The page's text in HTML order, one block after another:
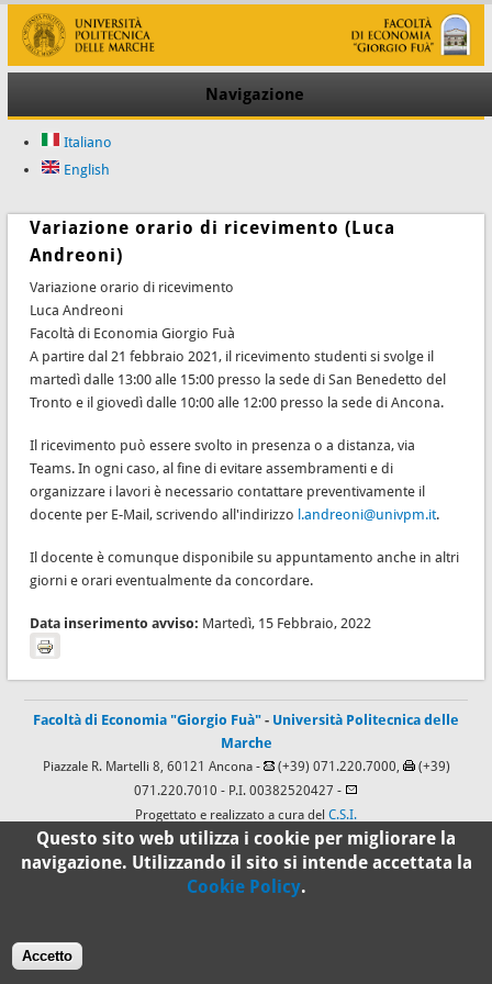
Navigazione
Italiano
English
Variazione orario di ricevimento (Luca
Andreoni)
Variazione orario di ricevimento
Luca Andreoni
Facoltà di Economia Giorgio Fuà
A partire dal 21 febbraio 2021, il ricevimento studenti si svolge il
martedì dalle 13:00 alle 15:00 presso la sede di San Benedetto del
Tronto e il giovedì dalle 10:00 alle 12:00 presso la sede di Ancona.
Il ricevimento può essere svolto in presenza o a distanza, via
Teams. In ogni caso, al fine di evitare assembramenti e di
organizzare i lavori è necessario contattare preventivamente il
docente per E-Mail, scrivendo all'indirizzo l.andreoni@univpm.it.
Il docente è comunque disponibile su appuntamento anche in altri
giorni e orari eventualmente da concordare.
Data inserimento avviso: Martedì, 15 Febbraio, 2022
Facoltà di Economia "Giorgio Fuà" - Università Politecnica delle
Marche
Piazzale R. Martelli 8, 60121 Ancona - (+39) 071.220.7000,
(+39)
071.220.7010 - P.I. 00382520427 -
Progettato e realizzato a cura del C.S.I.
Questo sito web utilizza i cookie per migliorare la
navigazione. Utilizzando il sito si intende accettata la
Cookie Policy.
Accetto